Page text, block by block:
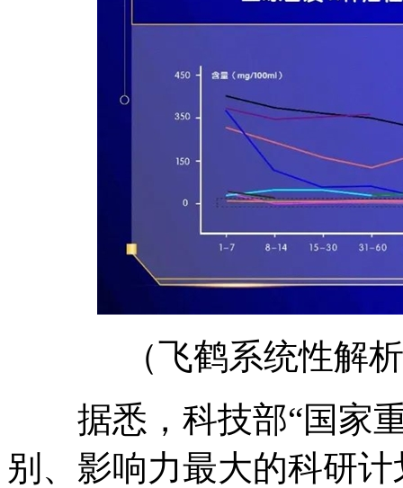
（飞鹤系统性解析
据悉，科技部“国家重
别、影响力最大的科研